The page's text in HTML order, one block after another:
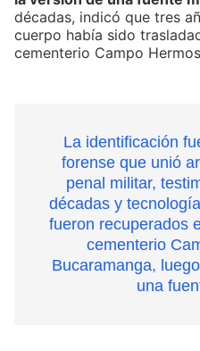
décadas, indicó que tres
cuerpo había sido
cementerio Campo
La identificación
forense que unió
penal militar,
décadas y
fueron recuperados
cementerio
Bucaramanga,
una